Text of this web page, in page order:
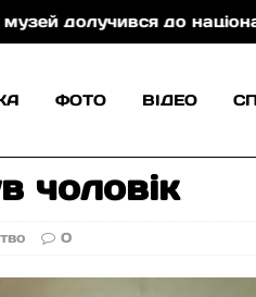
національної
ФОТО ВІДЕО
чоловік
0